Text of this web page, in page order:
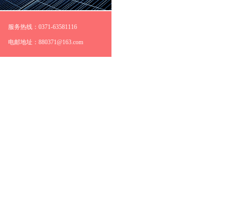
服务热线：0371-63581116
电邮地址：880371@163.com